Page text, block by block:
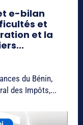
e-bilan
et
et la
du Bénin,
des Impôts,...